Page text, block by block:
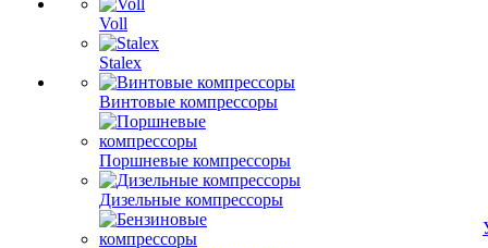
Voll
Stalex
Винтовые компрессоры
Поршневые компрессоры
Дизельные компрессоры